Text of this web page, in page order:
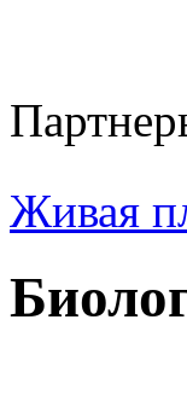
Живая